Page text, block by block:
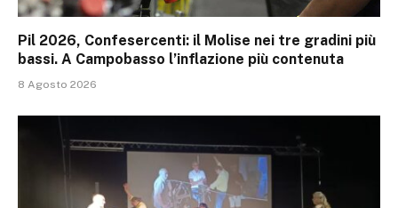
Pil 2026, Confesercenti: il Molise nei tre gradini più
bassi. A Campobasso l’inflazione più contenuta
8 Agosto 2026